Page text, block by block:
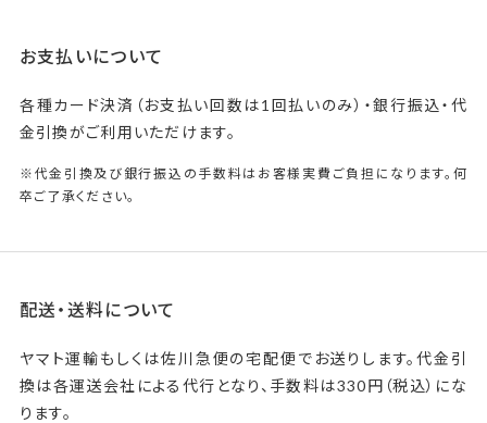
お支払いについて
各種カード決済（お支払い回数は1回払いのみ）・銀行振込・代
金引換がご利用いただけます。
※代金引換及び銀行振込の手数料はお客様実費ご負担になります。何
卒ご了承ください。
配送・送料について
ヤマト運輸もしくは佐川急便の宅配便でお送りします。代金引
換は各運送会社による代行となり、手数料は330円（税込）にな
ります。